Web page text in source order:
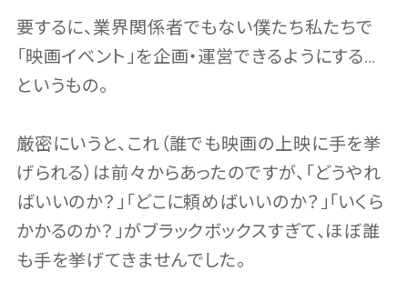
要するに、業界関係者でもない僕たち私たちで
「映画イベント」を企画・運営できるようにする…
というもの。
厳密にいうと、これ（誰でも映画の上映に手を挙
げられる）は前々からあったのですが、「どうやれ
ばいいのか？」「どこに頼めばいいのか？」「いくら
かかるのか？」がブラックボックスすぎて、ほぼ誰
も手を挙げてきませんでした。